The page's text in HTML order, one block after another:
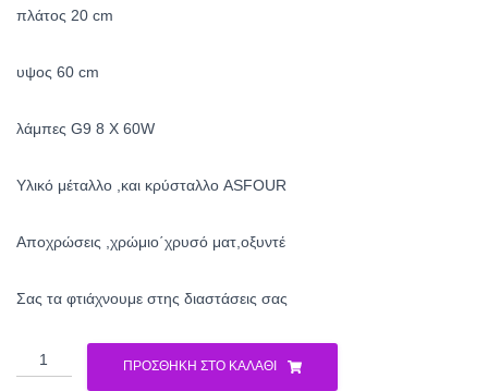
πλάτος 20 cm
υψος 60 cm
λάμπες G9 8 X 60W
Υλικό μέταλλο ,και κρύσταλλο ASFOUR
Αποχρώσεις ,χρώμιο΄χρυσό ματ,οξυντέ
Σας τα φτιάχνουμε στης διαστάσεις σας
Πολύφωτο
κλασικό
ΠΡΟΣΘΉΚΗ ΣΤΟ ΚΑΛΆΘΙ